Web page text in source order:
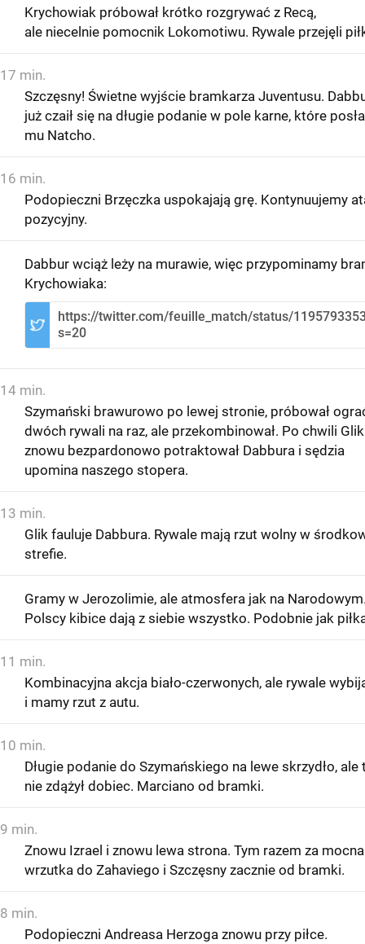
Krychowiak próbował krótko rozgrywać z Recą,
ale niecelnie pomocnik Lokomotiwu. Rywale przejęli
17 min.
Szczęsny! Świetne wyjście bramkarza Juventusu.
już czaił się na długie podanie w pole karne, które
mu Natcho.
16 min.
Podopieczni Brzęczka uspokajają grę. Kontynuujemy
pozycyjny.
Dabbur wciąż leży na murawie, więc przypominamy
Krychowiaka:
https://twitter.com/feuille_match/status/
s=20
14 min.
Szymański brawurowo po lewej stronie, próbował
dwóch rywali na raz, ale przekombinował. Po chwili Glik
znowu bezpardonowo potraktował Dabbura i sędzia
upomina naszego stopera.
13 min.
Glik fauluje Dabbura. Rywale mają rzut wolny w
strefie.
Gramy w Jerozolimie, ale atmosfera jak na
Polscy kibice dają z siebie wszystko. Podobnie jak
11 min.
Kombinacyjna akcja biało-czerwonych, ale rywale
i mamy rzut z autu.
10 min.
Długie podanie do Szymańskiego na lewe skrzydło, ale
nie zdążył dobiec. Marciano od bramki.
9 min.
Znowu Izrael i znowu lewa strona. Tym razem za mocna
wrzutka do Zahaviego i Szczęsny zacznie od bramki.
8 min.
Podopieczni Andreasa Herzoga znowu przy piłce.